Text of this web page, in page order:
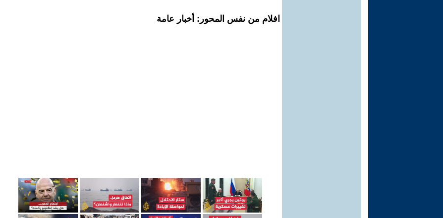
افلام من نفس المحور: أخبار عامة